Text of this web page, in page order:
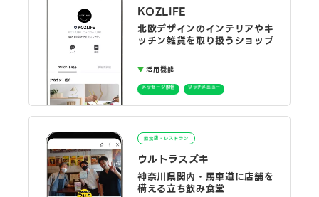
KOZLIFE
北欧デザインのインテリアやキ
ッチン雑貨を取り扱うショップ
活用機能
メッセージ配信 リッチメニュー
飲食店・レストラン
ウルトラスズキ
神奈川県関内・馬車道に店舗を
構える立ち飲み食堂